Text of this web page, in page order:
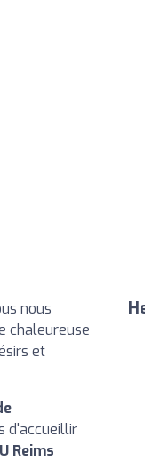
nous
chaleureuse
et
d'accueillir
Reims